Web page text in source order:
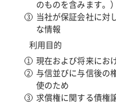
のものを含みます。）
当社が保証会社に対
な情報
利用目的
現在および将来にお
与信並びに与信後の
使のため
求償権に関する債権